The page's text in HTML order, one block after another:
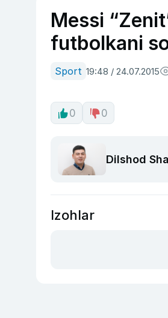
Messi
futbolkani
Sport 19:48 / 24.07.2015
0 0
Dilshod
Izohlar